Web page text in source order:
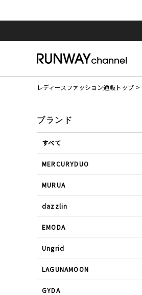
レディースファッション通販トップ
ブランド
すべて
MERCURYDUO
MURUA
dazzlin
EMODA
Ungrid
LAGUNAMOON
GYDA